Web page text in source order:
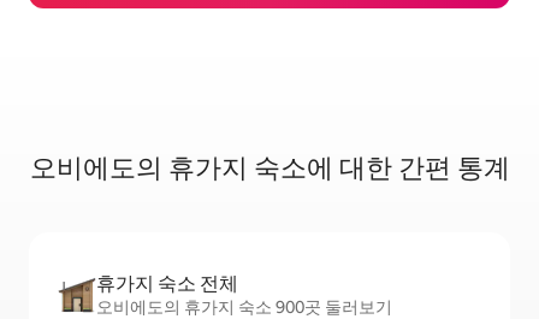
오비에도의 휴가지 숙소에 대한 간편 통계
휴가지 숙소 전체
오비에도의 휴가지 숙소 900곳 둘러보기